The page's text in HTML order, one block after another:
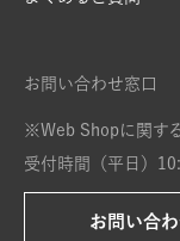
お問い合わせ窓口
※Web Shopに関す
受付時間（平日）
お問い合